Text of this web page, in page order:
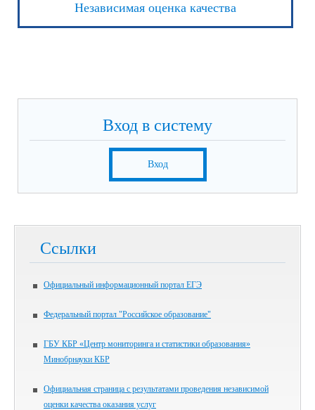
Независимая оценка качества
Вход в систему
Вход
Ссылки
Официальный информационный портал ЕГЭ
Федеральный портал "Российское образование"
ГБУ КБР «Центр мониторинга и статистики образования»
Минобрнауки КБР
Официальная страница с результатами проведения независимой
оценки качества оказания услуг